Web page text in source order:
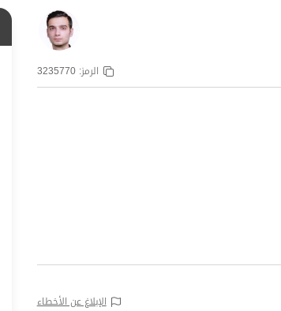
الرمز:3235770
الإبلاغ عن الأخطاء